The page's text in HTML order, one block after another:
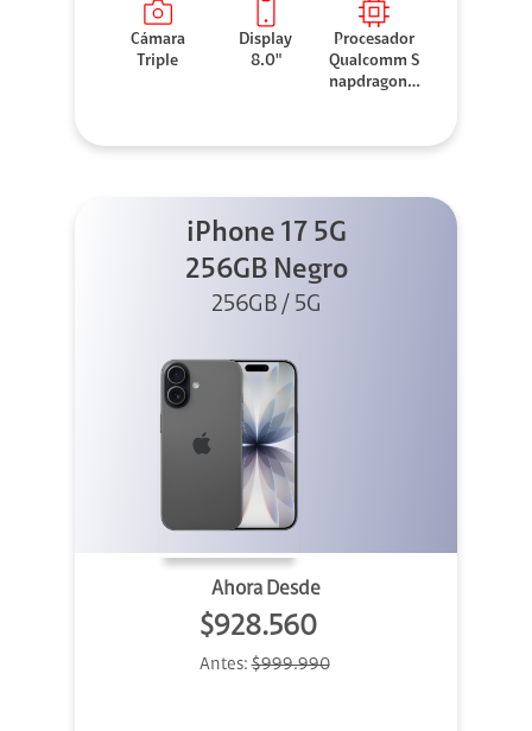
Cámara
Triple
Display
8.0"
Procesador
Qualcomm S
napdragon 8
iPhone 17 5G
256GB Negro
256GB / 5G
Ahora Desde
$928.560
Antes:$999.990